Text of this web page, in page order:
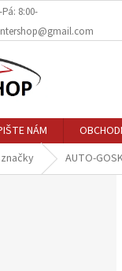
8:00-
NÁM
AUTO-